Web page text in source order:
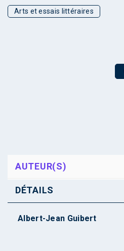
Arts et essais littéraires
AUTEUR(S)
DÉTAILS
Albert-Jean Guibert